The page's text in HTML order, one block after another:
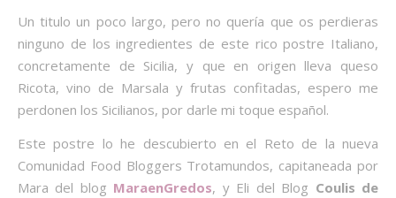
Un titulo un poco largo, pero no quería que os perdieras
ninguno de los ingredientes de este rico postre Italiano,
concretamente de Sicilia, y que en origen lleva queso
Ricota, vino de Marsala y frutas confitadas, espero me
perdonen los Sicilianos, por darle mi toque español.
Este postre lo he descubierto en el Reto de la nueva
Comunidad Food Bloggers Trotamundos, capitaneada por
Mara del blog MaraenGredos, y Eli del Blog Coulis de